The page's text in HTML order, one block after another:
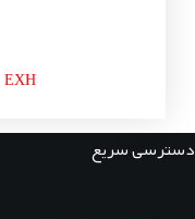
EXH
دسترسی سریع